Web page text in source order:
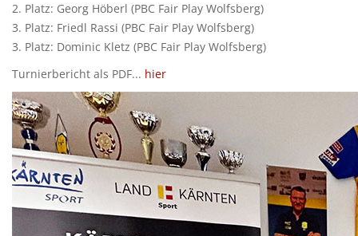
2. Platz: Georg Höberl (PBC Fair Play Wolfsberg)
3. Platz: Friedl Rassi (PBC Fair Play Wolfsberg)
3. Platz: Dominic Kletz (PBC Fair Play Wolfsberg)
Turnierbericht als PDF... hier